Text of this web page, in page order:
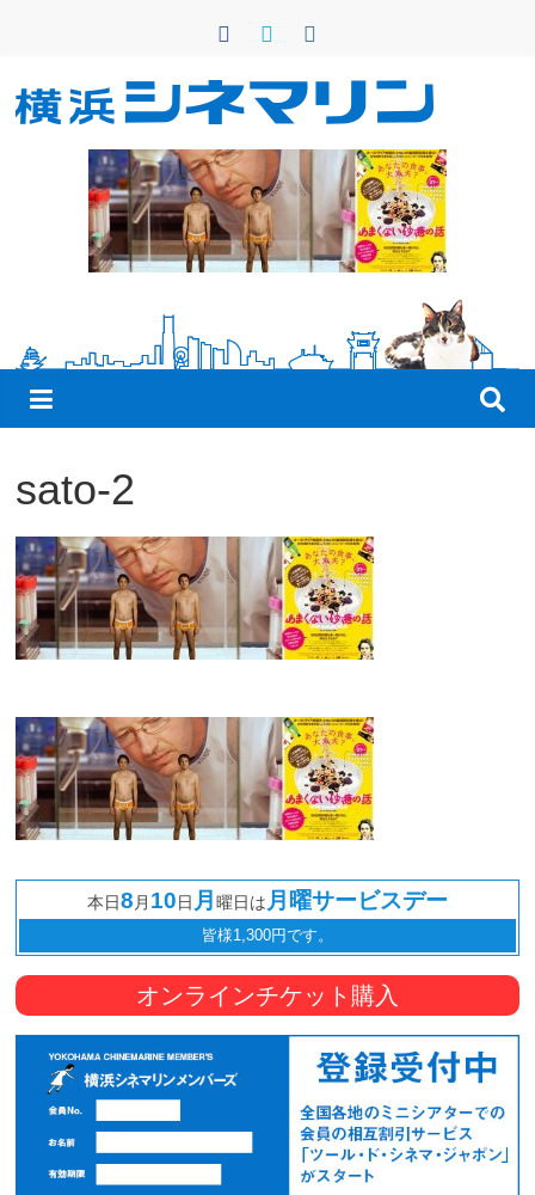
ン
横
ネ
マ
リ
ン
観
た
い
映
は
こ
の
街
で
sato-2
本日8月 10日 月 曜日は月曜サービスデー
皆様1,300円です。
オンラインチケット購入